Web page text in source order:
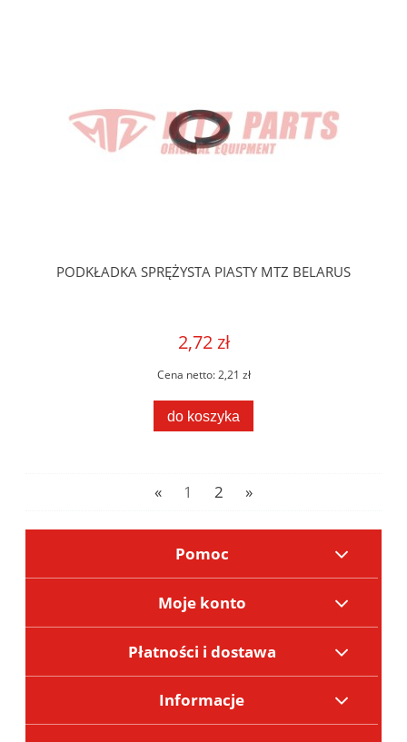
PODKŁADKA SPRĘŻYSTA PIASTY MTZ BELARUS
2,72 zł
Cena netto:2,21 zł
do koszyka
« 1 2 »
Pomoc
Moje konto
Płatności i dostawa
Informacje